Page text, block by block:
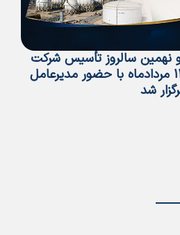
نهمین سالروز تأسیس شرکت
ماشین‌سازی اراک، روز ۱۱ مردادماه با حضور مدیرعامل
شد